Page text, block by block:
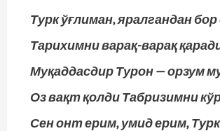
Турк ўғлиман, яралгандан
Тарихимни варақ-варақ
Муқаддасдир Турон — орзум
Оз вақт қолди Табризимни
Сен онт ерим, умид ерим,